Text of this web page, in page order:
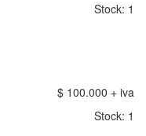
Stock: 1
$ 100.000 + iva
Stock: 1